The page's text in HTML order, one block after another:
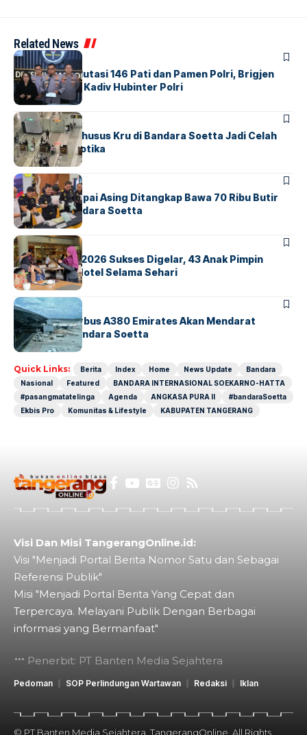
Related News
BERITA
Mabes Polri Mutasi 146 Pati dan Pamen Polri, Brigjen
Untung Jabat Kadiv Hubinter Polri
BANDARABERITA
Ketika Jalur Khusus Kru di Bandara Soetta Jadi Celah
Sindikat Narkotika
BANDARA BERITA
Kopilot Maskapai Asing Ditangkap Bawa 70 Ribu Butir
Ekstasi di Bandara Soetta
BERITAINDEX
GM For A Day 2026 Sukses Digelar, 43 Anak Pimpin
Operasional Hotel Selama Sehari
BANDARA BERITA
8 Agustus, Airbus A380 Emirates Akan Mendarat
Perdana di Bandara Soetta
Quick Links: Berita Index Home News Update
Bandara
Nasional
Featured
BANDARA INTERNASIONAL SOEKARNO-HATTA
#pasangmatatelinga
Agenda ANGKASA PURA II
#bandaraSoetta
Ekbis Pro
Komunitas & Lifestyle KABUPATEN TANGERANG
Visi Dan Misi TangerangOnline.id:
Visi "Menjadi Portal Berita Nomor Satu dan Sebagai
Referensi Publik"
Misi "Menjadi Portal Berita Yang Cepat dan
Terpercaya. Melayani Publik Dengan Berbagai
informasi yang Bermanfaat"
Penerbit: PT Banten Media Sejahtera
Pedoman SOP Perlindungan Wartawan Redaksi Iklan
© PT Banten Media Sejahtera. TangerangOnline. All Rights